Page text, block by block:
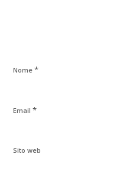
Nome *
Email *
Sito web